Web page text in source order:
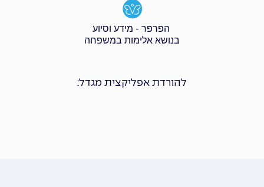
הפרפר - מידע וסיוע
בנושא אלימות במשפחה
להורדת אפליקצית מגדל: